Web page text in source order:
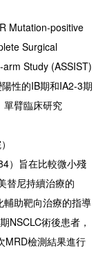
Mutation-positive
Surgical
Study (ASSIST)
性的IB期和IA2-3期
單臂臨床研究
）旨在比較微小殘
替尼持續治療的
輔助靶向治療的指導
NSCLC術後患者，
MRD檢測結果進行